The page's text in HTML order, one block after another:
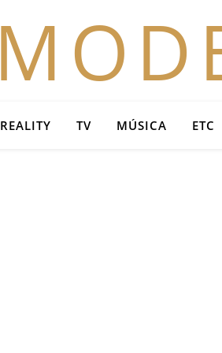
REALITY TV MÚSICA ETC